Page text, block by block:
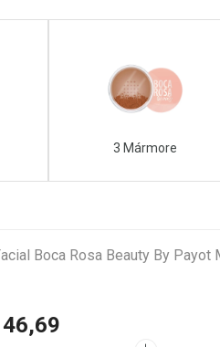
3 Mármore
Boca Rosa Beauty By Payot
46,69